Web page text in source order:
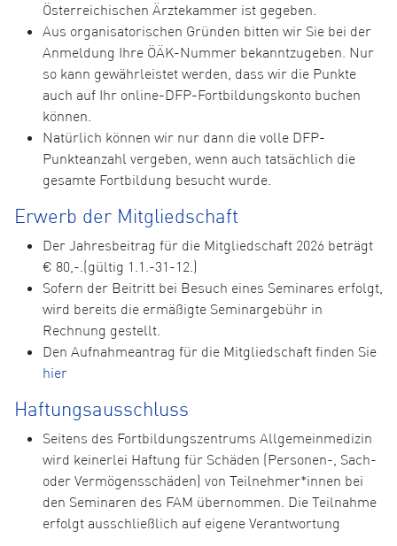
Österreichischen Ärztekammer ist gegeben.
Aus organisatorischen Gründen bitten wir Sie bei der
Anmeldung Ihre ÖÄK-Nummer bekanntzugeben. Nur
so kann gewährleistet werden, dass wir die Punkte
auch auf Ihr online-DFP-Fortbildungskonto buchen
können.
Natürlich können wir nur dann die volle DFP-
Punkteanzahl vergeben, wenn auch tatsächlich die
gesamte Fortbildung besucht wurde.
Erwerb der Mitgliedschaft
Der Jahresbeitrag für die Mitgliedschaft 2026 beträgt
€ 80,-.(gültig 1.1.-31-12.)
Sofern der Beitritt bei Besuch eines Seminares erfolgt,
wird bereits die ermäßigte Seminargebühr in
Rechnung gestellt.
Den Aufnahmeantrag für die Mitgliedschaft finden Sie
hier
Haftungsausschluss
Seitens des Fortbildungszentrums Allgemeinmedizin
wird keinerlei Haftung für Schäden (Personen-, Sach-
oder Vermögensschäden) von Teilnehmer*innen bei
den Seminaren des FAM übernommen. Die Teilnahme
erfolgt ausschließlich auf eigene Verantwortung